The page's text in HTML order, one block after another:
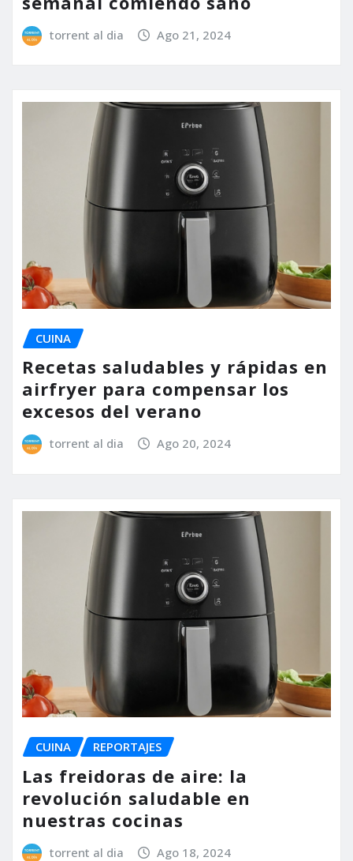
torrent al dia Ago 21, 2024
CUINA
Recetas saludables y rápidas en
airfryer para compensar los
excesos del verano
torrent al dia Ago 20, 2024
CUINA REPORTAJES
Las freidoras de aire: la
revolución saludable en
nuestras cocinas
torrent al dia Ago 18, 2024